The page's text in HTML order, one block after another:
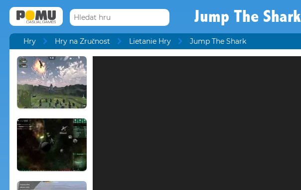
Jump The Shark
Hry Hry na Zručnost Lietanie Hry Jump The Shark